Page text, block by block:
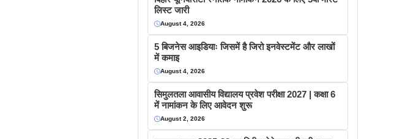
लिस्ट जारी
August 4, 2026
5 बिजनेस आइडियाः जिसमें है जिरो इनवेस्टमेंट और लाखों
में कमाइ
August 4, 2026
सिमुलतला आवासीय विद्यालय प्रवेश परीक्षा 2027 | कक्षा 6
में नामांकन के लिए आवेदन शुरू
August 2, 2026